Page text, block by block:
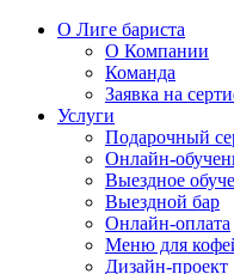
О Лиге бариста
О Компании
Команда
Заявка на
Услуги
Подарочный
Онлайн-
Выездное
Выездной бар
Онлайн-оплата
Меню для
Дизайн-проект